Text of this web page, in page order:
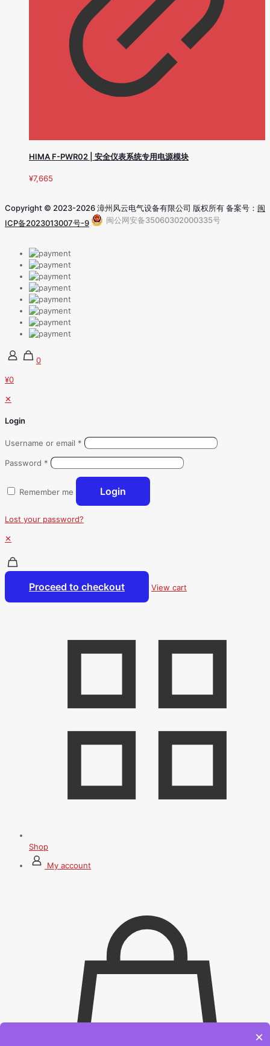
HIMA F-PWR02 | 安全仪表系统专用电源模块
¥7,665
Copyright © 2023-2026 漳州风云电气设备有限公司 版权所有 备案号： 闽
ICP备2023013007号-9
闽公网安备35060302000335号
0
¥0
✕
Login
Username or email *
Password *
Remember me Login
Lost your password?
✕
Proceed to checkout View cart
Shop
My account
×